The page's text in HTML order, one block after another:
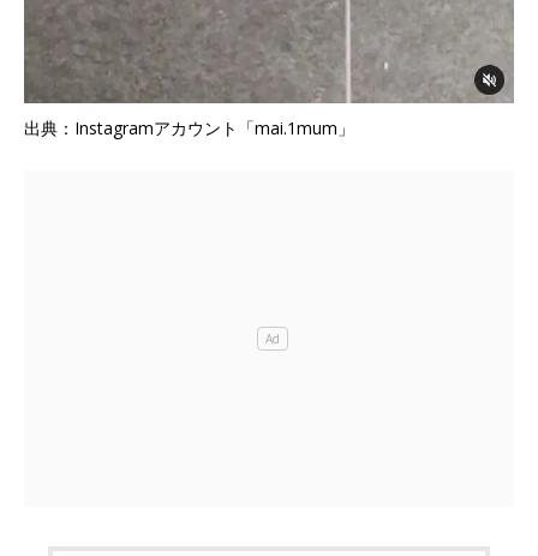
出典：Instagramアカウント「mai.1mum」